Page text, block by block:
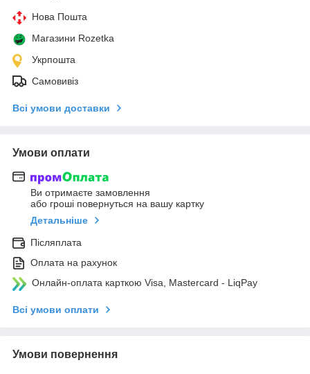
Нова Пошта
Магазини Rozetka
Укрпошта
Самовивіз
Всі умови доставки
Умови оплати
Ви отримаєте замовлення
або гроші повернуться на вашу картку
Детальніше
Післяплата
Оплата на рахунок
Онлайн-оплата карткою Visa, Mastercard - LiqPay
Всі умови оплати
Умови повернення